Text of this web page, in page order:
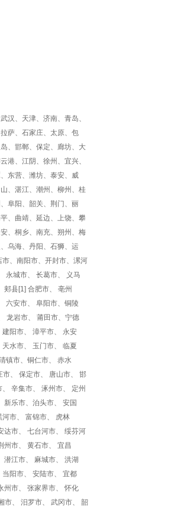
汉、天津、济南、青岛、
萨、石家庄、太原、包
、邯郸、保定、廊坊、大
港、江阴、徐州、宜兴、
东营、潍坊、泰安、威
、湛江、潮州、柳州、桂
阜阳、韶关、荆门、丽
、曲靖、延边、上饶、攀
、桐乡、南充、朔州、梅
乌海、丹阳、石狮、运
、南阳市、开封市、漯河
永城市、 长葛市、 义马
县[1] 合肥市、 亳州
六安市、 阜阳市、铜陵
龙岩市、 莆田市、宁德
阳市、 漳平市、 永安
水市、 玉门市、 临夏
镇市、铜仁市、 赤水
、 保定市、 唐山市、 邯
辛集市、 涿州市、 定州
新乐市、泊头市、 安国
市、 富锦市、 虎林
达市、 七台河市、 绥芬河
州市、 黄石市、 宜昌
潜江市、 麻城市、 洪湖
阳市、 安陆市、 宜都
州市、 张家界市、 怀化
市、 汨罗市、 武冈市、 韶